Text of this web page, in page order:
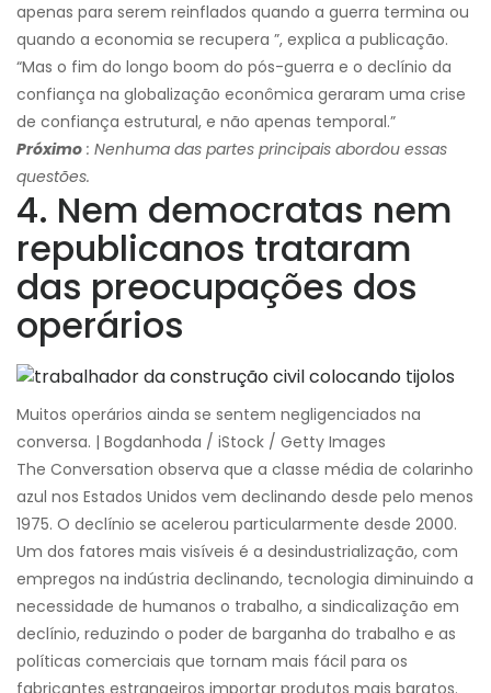
apenas para serem reinflados quando a guerra termina ou
quando a economia se recupera ”, explica a publicação.
“Mas o fim do longo boom do pós-guerra e o declínio da
confiança na globalização econômica geraram uma crise
de confiança estrutural, e não apenas temporal.”
Próximo : Nenhuma das partes principais abordou essas
questões.
4. Nem democratas nem
republicanos trataram
das preocupações dos
operários
Muitos operários ainda se sentem negligenciados na
conversa. | Bogdanhoda / iStock / Getty Images
The Conversation observa que a classe média de colarinho
azul nos Estados Unidos vem declinando desde pelo menos
1975. O declínio se acelerou particularmente desde 2000.
Um dos fatores mais visíveis é a desindustrialização, com
empregos na indústria declinando, tecnologia diminuindo a
necessidade de humanos o trabalho, a sindicalização em
declínio, reduzindo o poder de barganha do trabalho e as
políticas comerciais que tornam mais fácil para os